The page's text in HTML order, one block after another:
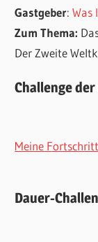
Gastgeber:Was
Zum Thema:
Der Zweite
Challenge
Meine
Dauer-